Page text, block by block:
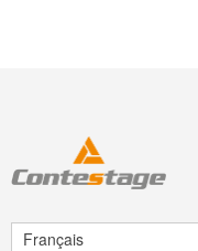
Français